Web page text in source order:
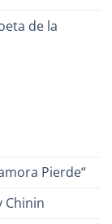
de la
Pierde“
Chinin